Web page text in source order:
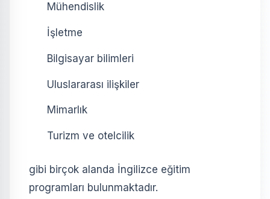
Mühendislik
İşletme
Bilgisayar bilimleri
Uluslararası ilişkiler
Mimarlık
Turizm ve otelcilik
gibi birçok alanda İngilizce eğitim
programları bulunmaktadır.